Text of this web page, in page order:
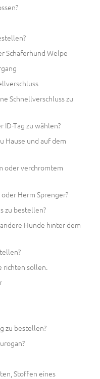
Schäferhund Welpe
Schnellverschluss zu
Tag zu wählen?
Hause und auf dem
oder verchromtem
Herm Sprenger?
zu bestellen?
Hunde hinter dem
richten sollen.
zu bestellen?
Stoffen eines